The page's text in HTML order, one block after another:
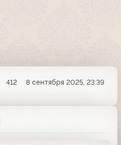
412
8 сентября 2025, 23:39